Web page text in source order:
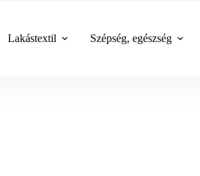
Lakástextil Szépség, egészség